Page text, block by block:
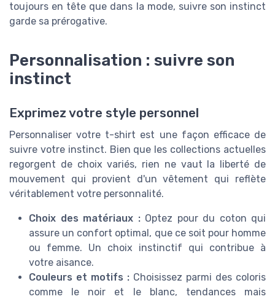
toujours en tête que dans la mode, suivre son instinct
garde sa prérogative.
Personnalisation : suivre son
instinct
Exprimez votre style personnel
Personnaliser votre t-shirt est une façon efficace de
suivre votre instinct. Bien que les collections actuelles
regorgent de choix variés, rien ne vaut la liberté de
mouvement qui provient d'un vêtement qui reflète
véritablement votre personnalité.
Choix des matériaux :Optez pour du coton qui
assure un confort optimal, que ce soit pour homme
ou femme. Un choix instinctif qui contribue à
votre aisance.
Couleurs et motifs : Choisissez parmi des coloris
comme le noir et le blanc, tendances mais